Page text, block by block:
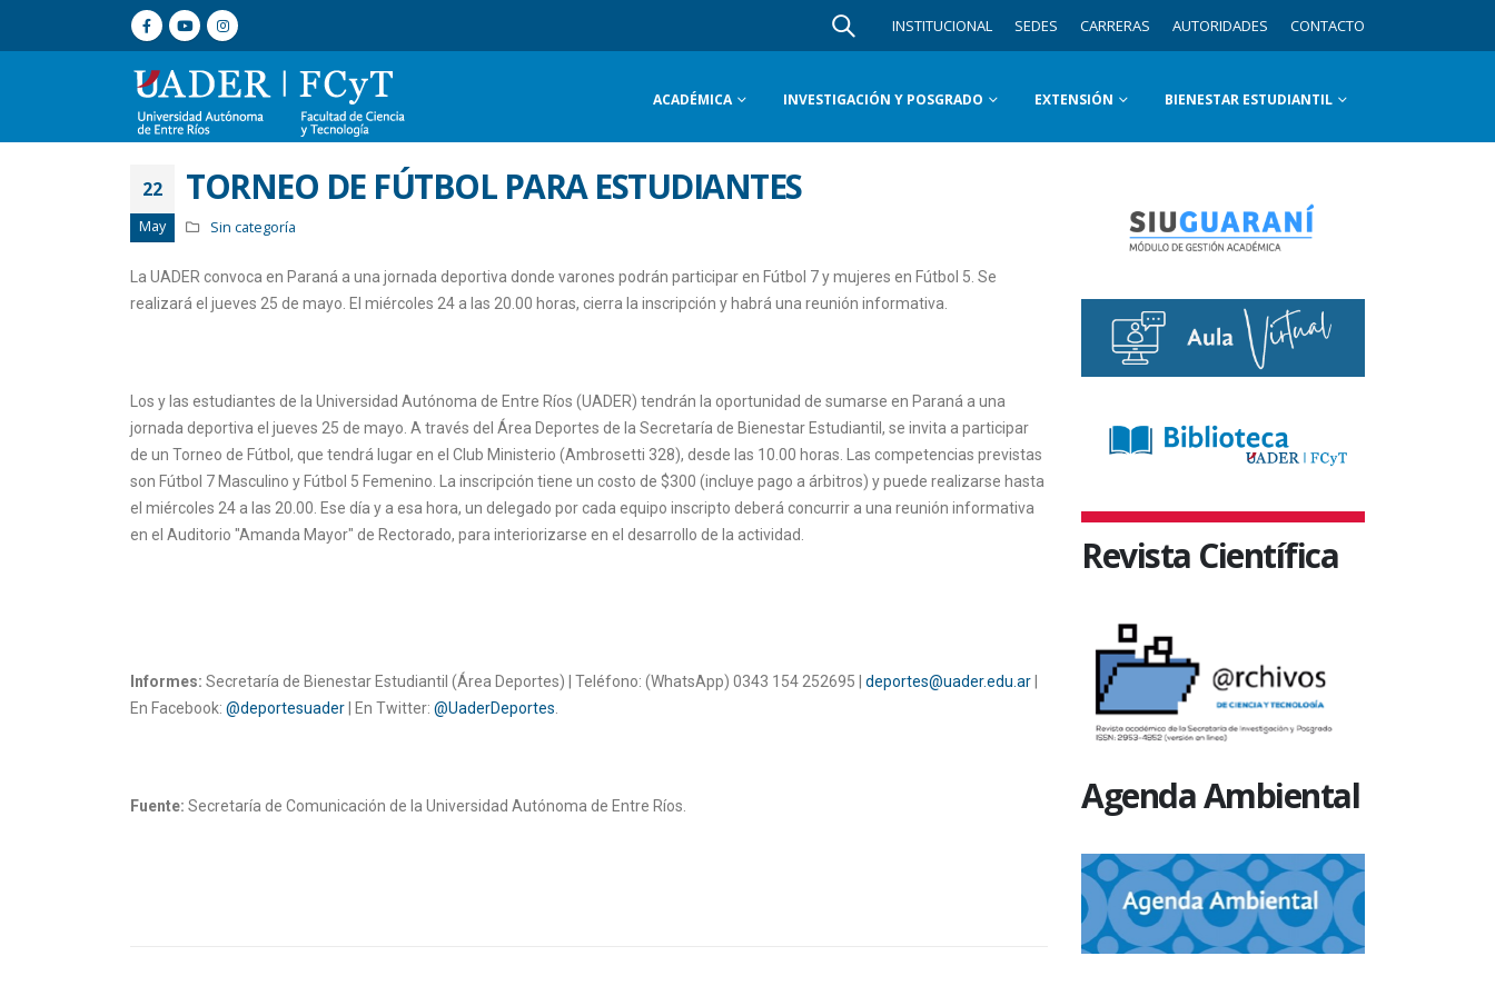
INSTITUCIONAL SEDES CARRERAS AUTORIDADES CONTACTO
ACADÉMICA INVESTIGACIÓN Y POSGRADO EXTENSIÓN BIENESTAR ESTUDIANTIL
22
May
TORNEO DE FÚTBOL PARA ESTUDIANTES
Sin categoría
La UADER convoca en Paraná a una jornada deportiva donde varones podrán participar en Fútbol 7 y mujeres en Fútbol 5. Se
realizará el jueves 25 de mayo. El miércoles 24 a las 20.00 horas, cierra la inscripción y habrá una reunión informativa.
Los y las estudiantes de la Universidad Autónoma de Entre Ríos (UADER) tendrán la oportunidad de sumarse en Paraná a una
jornada deportiva el jueves 25 de mayo. A través del Área Deportes de la Secretaría de Bienestar Estudiantil, se invita a participar
de un Torneo de Fútbol, que tendrá lugar en el Club Ministerio (Ambrosetti 328), desde las 10.00 horas. Las competencias previstas
son Fútbol 7 Masculino y Fútbol 5 Femenino. La inscripción tiene un costo de $300 (incluye pago a árbitros) y puede realizarse hasta
el miércoles 24 a las 20.00. Ese día y a esa hora, un delegado por cada equipo inscripto deberá concurrir a una reunión informativa
en el Auditorio "Amanda Mayor" de Rectorado, para interiorizarse en el desarrollo de la actividad.
Informes: Secretaría de Bienestar Estudiantil (Área Deportes) | Teléfono: (WhatsApp) 0343 154 252695 | deportes@uader.edu.ar
En Facebook: @deportesuader | En Twitter: @UaderDeportes
Fuente: Secretaría de Comunicación de la Universidad Autónoma de Entre Ríos.
Revista Científica
Agenda Ambiental